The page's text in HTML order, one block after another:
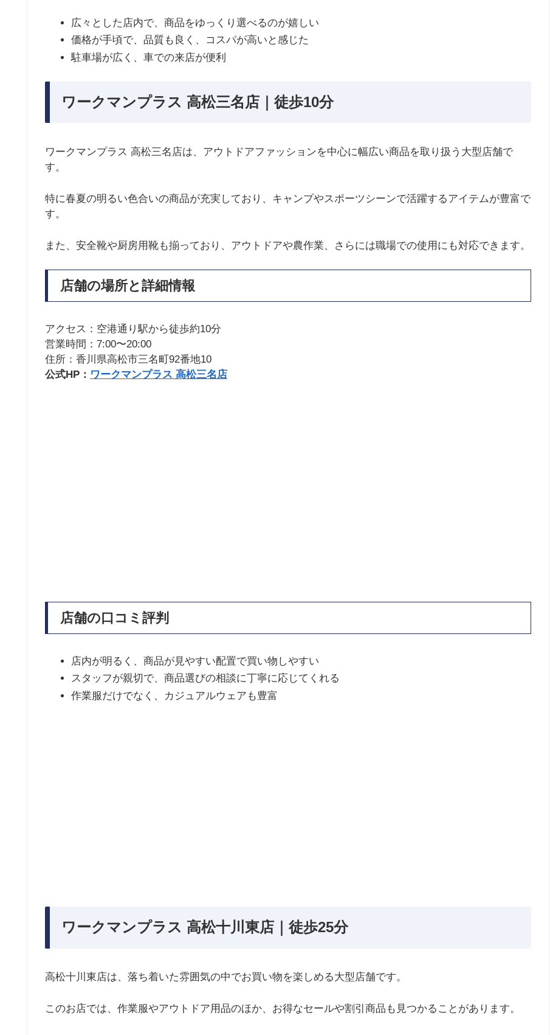
広々とした店内で、商品をゆっくり選べるのが嬉しい
価格が手頃で、品質も良く、コスパが高いと感じた
駐車場が広く、車での来店が便利
ワークマンプラス 高松三名店｜徒歩10分
ワークマンプラス 高松三名店は、アウトドアファッションを中心に幅広い商品を取り扱う大型店舗で
す。
特に春夏の明るい色合いの商品が充実しており、キャンプやスポーツシーンで活躍するアイテムが豊富で
す。
また、安全靴や厨房用靴も揃っており、アウトドアや農作業、さらには職場での使用にも対応できます。
店舗の場所と詳細情報
アクセス：空港通り駅から徒歩約10分
営業時間：7:00〜20:00
住所：香川県高松市三名町92番地10
公式HP： ワークマンプラス 高松三名店
店舗の口コミ評判
店内が明るく、商品が見やすい配置で買い物しやすい
スタッフが親切で、商品選びの相談に丁寧に応じてくれる
作業服だけでなく、カジュアルウェアも豊富
ワークマンプラス 高松十川東店｜徒歩25分
高松十川東店は、落ち着いた雰囲気の中でお買い物を楽しめる大型店舗です。
このお店では、作業服やアウトドア用品のほか、お得なセールや割引商品も見つかることがあります。